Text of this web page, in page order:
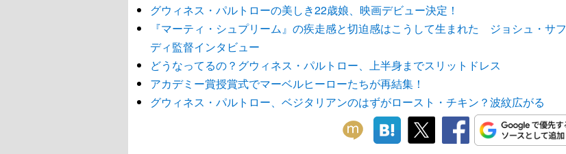
グウィネス・パルトローの美しき22歳娘、映画デビュー決定！
『マーティ・シュプリーム』の疾走感と切迫感はこうして生まれた ジョシュ・サフ
ディ監督インタビュー
どうなってるの？グウィネス・パルトロー、上半身までスリットドレス
アカデミー賞授賞式でマーベルヒーローたちが再結集！
グウィネス・パルトロー、ベジタリアンのはずがロースト・チキン？波紋広がる